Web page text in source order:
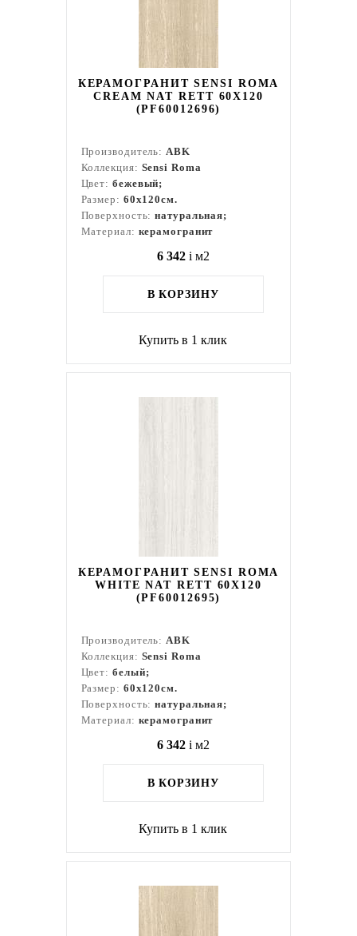
КЕРАМОГРАНИТ SENSI ROMA
CREAM NAT RETT 60X120
(PF60012696)
Производитель:ABK
Коллекция: Sensi Roma
Цвет: бежевый;
Размер: 60x120см.
Поверхность:натуральная;
Материал: керамогранит
6 342 i м2
В КОРЗИНУ
Купить в 1 клик
КЕРАМОГРАНИТ SENSI ROMA
WHITE NAT RETT 60X120
(PF60012695)
Производитель:ABK
Коллекция: Sensi Roma
Цвет: белый;
Размер: 60x120см.
Поверхность:натуральная;
Материал: керамогранит
6 342 i м2
В КОРЗИНУ
Купить в 1 клик